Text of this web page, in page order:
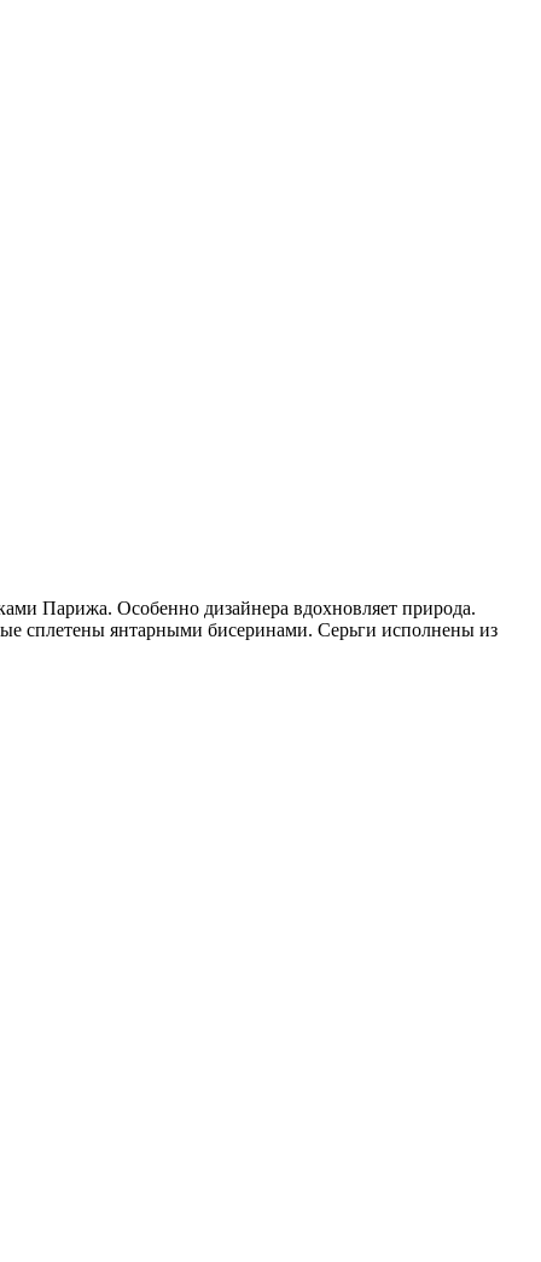
Парижа. Особенно дизайнера вдохновляет природа.
сплетены янтарными бисеринами. Серьги исполнены из